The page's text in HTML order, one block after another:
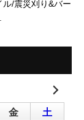
ル/震災刈り&バー
金
土